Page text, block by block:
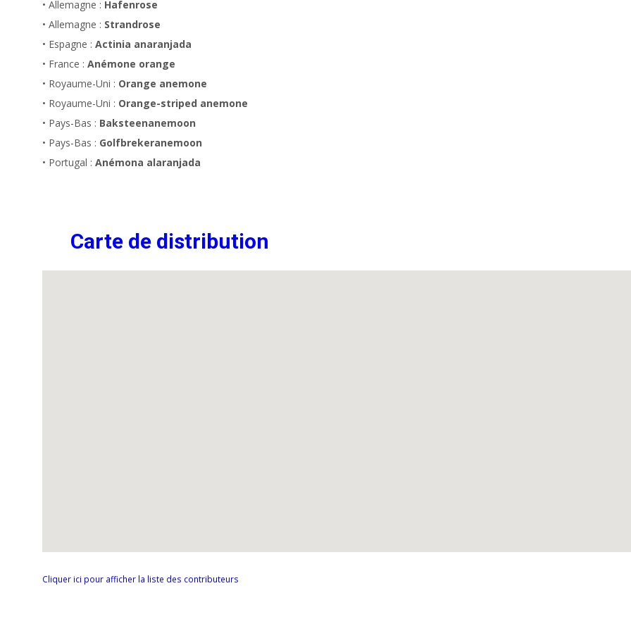
• Allemagne : Hafenrose
• Allemagne : Strandrose
• Espagne : Actinia anaranjada
• France : Anémone orange
• Royaume-Uni : Orange anemone
• Royaume-Uni : Orange-striped anemone
• Pays-Bas : Baksteenanemoon
• Pays-Bas : Golfbrekeranemoon
• Portugal : Anémona alaranjada
Carte de distribution
Cliquer ici pour afficher la liste des contributeurs